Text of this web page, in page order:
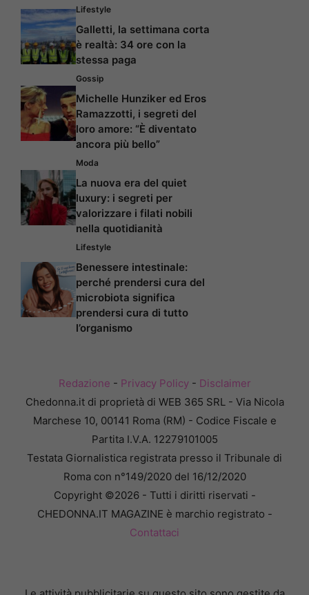
Lifestyle
Galletti, la settimana corta
è realtà: 34 ore con la
stessa paga
Gossip
Michelle Hunziker ed Eros
Ramazzotti, i segreti del
loro amore: “È diventato
ancora più bello”
Moda
La nuova era del quiet
luxury: i segreti per
valorizzare i filati nobili
nella quotidianità
Lifestyle
Benessere intestinale:
perché prendersi cura del
microbiota significa
prendersi cura di tutto
l’organismo
Redazione - Privacy Policy- Disclaimer
Chedonna.it di proprietà di WEB 365 SRL - Via Nicola
Marchese 10, 00141 Roma (RM) - Codice Fiscale e
Partita I.V.A. 12279101005
Testata Giornalistica registrata presso il Tribunale di
Roma con n°149/2020 del 16/12/2020
Copyright ©2026 - Tutti i diritti riservati -
CHEDONNA.IT MAGAZINE è marchio registrato -
Contattaci